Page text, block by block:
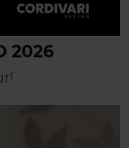
2026